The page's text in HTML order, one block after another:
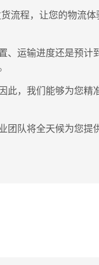
流程，让您的物流
运输进度还是预计
，我们能够为您
队将全天候为您提